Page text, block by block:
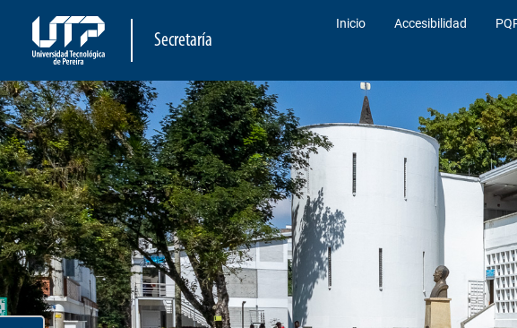
Secretaría
Inicio Accesibilidad